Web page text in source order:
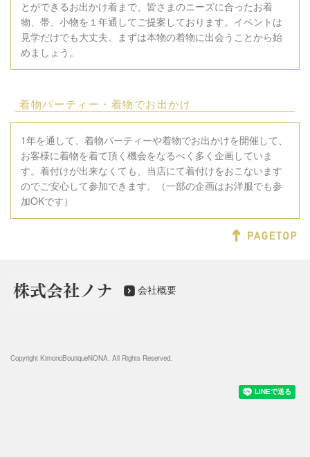
とができるお出かけ着まで、皆さまのニーズに合ったお着
物、帯、小物を１年通してご提案しております。イベントは
見学だけでも大丈夫。まずは本物の着物に出会うことから始
めましょう。
着物パーティー・着物でお出かけ
1年を通して、着物パーティーや着物でお出かけを開催して、
お客様に着物を着て頂く機会をなるべく多く企画していま
す。着付けが出来なくても、当店にて着付けをおこないます
のでご安心して参加できます。（一部の企画はお洋服でも参
加OKです）
会社概要
Copyright KimonoBoutiqueNONA. All Rights Reserved.